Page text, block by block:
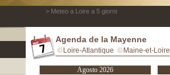
> Meteo a Loire a 5 giorni
Agenda de la Mayenne
Loire-Atlantique Maine-et-Loire
Agosto 2026